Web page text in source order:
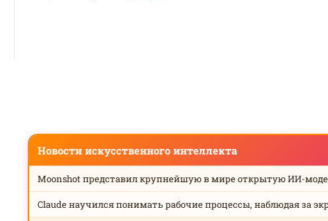
Новости искусственного интеллекта
Moonshot представил крупнейшую в мире открытую ИИ-
Claude научился понимать рабочие процессы, наблюдая за